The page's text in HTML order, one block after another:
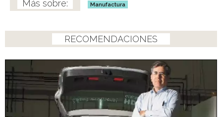
Manufactura
RECOMENDACIONES